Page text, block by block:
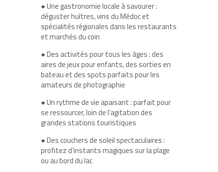
●Une gastronomie locale à savourer :
déguster huîtres, vins du Médoc et
spécialités régionales dans les restaurants
et marchés du coin
●Des activités pour tous les âges : des
aires de jeux pour enfants, des sorties en
bateau et des spots parfaits pour les
amateurs de photographie
●Un rythme de vie apaisant : parfait pour
se ressourcer, loin de l’agitation des
grandes stations touristiques
●Des couchers de soleil spectaculaires :
profitez d’instants magiques sur la plage
ou au bord du lac